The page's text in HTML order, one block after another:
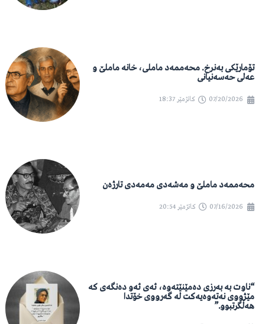
تۆمارێکی بەنرخ. محەممەد ماملی، خانە ماملێ و
عەلی حەسەنیانی
07/20/2026 کاتژمێر 18:37
محەممەد ماملێ و مەشەدی مەمەدی تارژەن
07/16/2026 کاتژمێر 20:54
“ناوت بە بەرزی دەمێنێتەوە، ئەی ئەو دەنگەی کە
مێژووی نەتەوەیەکت لە گەرووی خۆتدا
هەڵگرتبوو.”